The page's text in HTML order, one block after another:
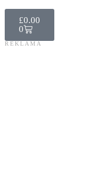
£0.00
0